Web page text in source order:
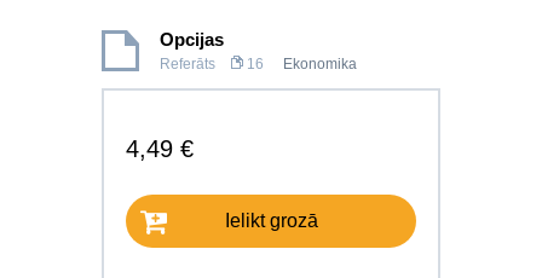
Opcijas
Referāts 16 Ekonomika
4,49 €
Ielikt grozā